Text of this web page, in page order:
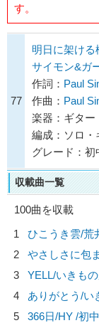
す。
77
明日に架ける
サイモン&ガ
作詞： Paul
作曲： Paul
楽器：ギター
編成：ソロ・
グレード：初
収載曲一覧
100曲を収載
1
ひこうき雲/荒
2
やさしさに包
3
YELL/いきも
4
ありがとう/い
5
366日/HY /初